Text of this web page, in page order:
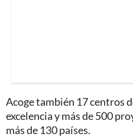
Acoge también 17 centros
excelencia y más de 500
más de 130 países.